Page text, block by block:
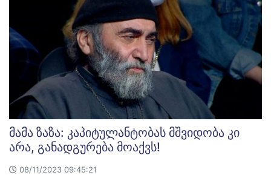
მამა ზაზა: კაპიტულანტობას მშვიდობა კი
არა, განადგურება მოაქვს!
08/11/2023 09:45:21